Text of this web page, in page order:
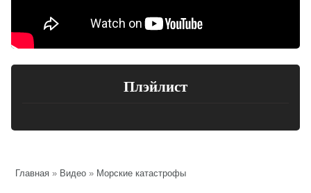
Плэйлист
Главная » Видео » Морские катастрофы